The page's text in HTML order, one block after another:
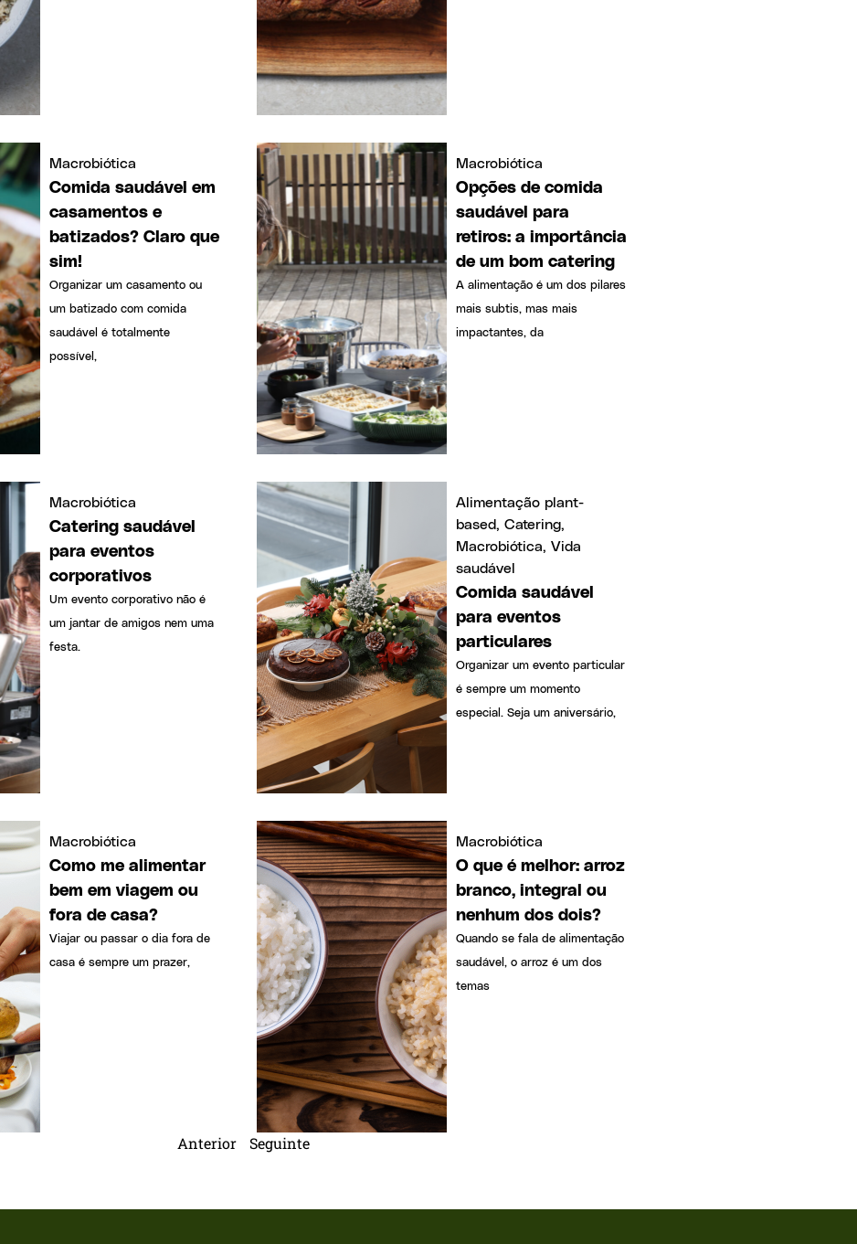
Macrobiótica
Comida saudável em
casamentos e
batizados? Claro que
sim!
Organizar um casamento ou
um batizado com comida
saudável é totalmente
possível,
Macrobiótica
Opções de comida
saudável para
retiros: a importância
de um bom catering
A alimentação é um dos pilares
mais subtis, mas mais
impactantes, da
Macrobiótica
Catering saudável
para eventos
corporativos
Um evento corporativo não é
um jantar de amigos nem uma
festa.
Alimentação plant-
based, Catering,
Macrobiótica, Vida
saudável
Comida saudável
para eventos
particulares
Organizar um evento particular
é sempre um momento
especial. Seja um aniversário,
Macrobiótica
Como me alimentar
bem em viagem ou
fora de casa?
Viajar ou passar o dia fora de
casa é sempre um prazer,
Macrobiótica
O que é melhor: arroz
branco, integral ou
nenhum dos dois?
Quando se fala de alimentação
saudável, o arroz é um dos
temas
Anterior Seguinte